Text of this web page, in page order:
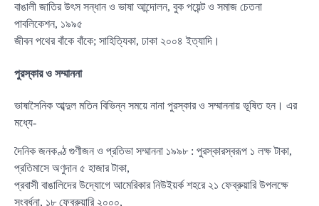
বাঙালী জাতির উৎস সন্ধান ও ভাষা আন্দোলন, বুক পয়েন্ট ও সমাজ চেতনা
পাবলিকেশন, ১৯৯৫
জীবন পথের বাঁকে বাঁকে; সাহিত্যিকা, ঢাকা ২০০৪ ইত্যাদি।
পুরস্কার ও সম্মাননা
ভাষাসৈনিক আব্দুল মতিন বিভিন্ন সময়ে নানা পুরস্কার ও সম্মাননায় ভূষিত হন। এর
মধ্যে-
দৈনিক জনকণ্ঠ গুণীজন ও প্রতিভা সম্মাননা ১৯৯৮ : পুরস্কারস্বরূপ ১ লক্ষ টাকা,
প্রতিমাসে অণুদান ৫ হাজার টাকা,
প্রবাসী বাঙালিদের উদ্যোগে আমেরিকার নিউইয়র্ক শহরে ২১ ফেব্রুয়ারি উপলক্ষে
সংবর্ধনা, ১৮ ফেব্রুয়ারি ২০০০,